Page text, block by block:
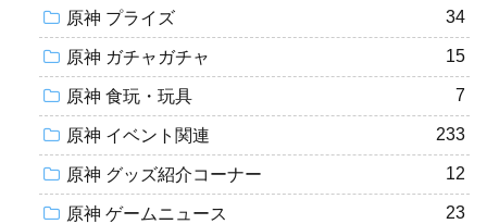
原神 プライズ 34
原神 ガチャガチャ 15
原神 食玩・玩具 7
原神 イベント関連 233
原神 グッズ紹介コーナー 12
原神 ゲームニュース 23